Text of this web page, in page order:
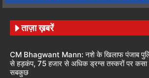
ताज़ा ख़बरें
CM Bhagwant Mann: नशे के खिलाफ पंजाब
से हड़कंप, 75 हजार से अधिक ड्रग्स तस्करों पर कसा
सबकुछ